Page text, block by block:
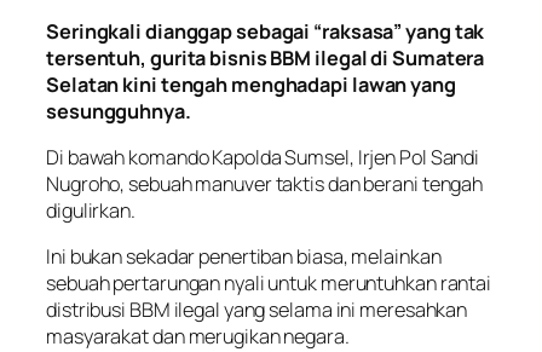
Seringkali dianggap sebagai “raksasa” yang tak
tersentuh, gurita bisnis BBM ilegal di Sumatera
Selatan kini tengah menghadapi lawan yang
sesungguhnya.
Di bawah komando Kapolda Sumsel, Irjen Pol Sandi
Nugroho, sebuah manuver taktis dan berani tengah
digulirkan.
Ini bukan sekadar penertiban biasa, melainkan
sebuah pertarungan nyali untuk meruntuhkan rantai
distribusi BBM ilegal yang selama ini meresahkan
masyarakat dan merugikan negara.